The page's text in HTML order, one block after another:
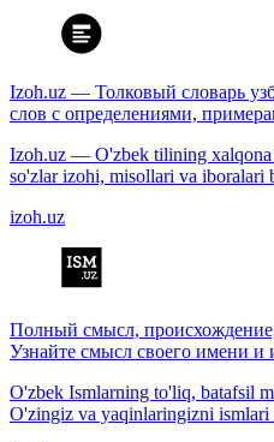
Izoh.uz — Толковый словарь
слов с определениями,
Izoh.uz — O'zbek tilining
so'zlar izohi, misollari va iboralari
izoh.uz
Полный смысл,
Узнайте смысл своего имени и
O'zbek Ismlarning to'liq, batafsil
O'zingiz va yaqinlaringizni